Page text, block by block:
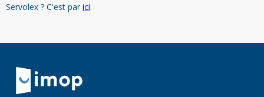
Servolex ? C'est parici
Retour à la navigation principale